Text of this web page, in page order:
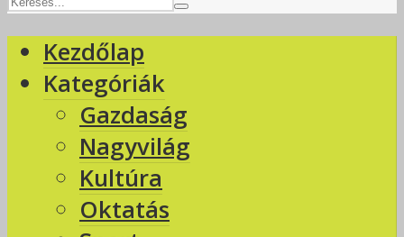
Kezdőlap
Kategóriák
Gazdaság
Nagyvilág
Kultúra
Oktatás